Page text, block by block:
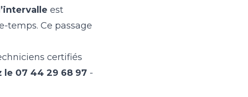
est
temps. Ce passage
certifiés
le 07 44 29 68 97 -